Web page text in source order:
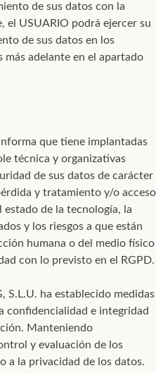
de sus datos con la
el USUARIO podrá ejercer su
de sus datos en los
adelante en el apartado
que tiene implantadas
técnica y organizativas
de sus datos de carácter
y tratamiento y/o acceso
de la tecnología, la
y los riesgos a que están
humana o del medio físico
con lo previsto en el RGPD.
S.L.U. ha establecido medidas
confidencialidad e integridad
Manteniendo
y evaluación de los
a la privacidad de los datos.